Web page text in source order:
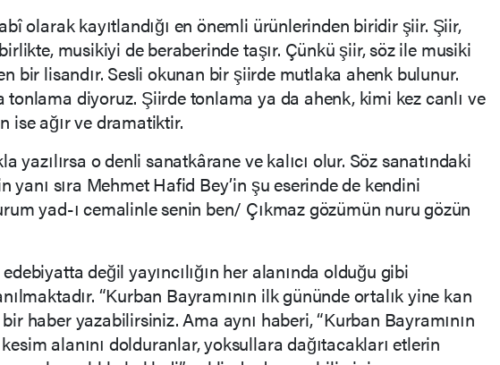
olarak kayıtlandığı en önemli ürünlerinden biridir şiir. Şiir,
musikiyi de beraberinde taşır. Çünkü şiir, söz ile musiki
bir lisandır. Sesli okunan bir şiirde mutlaka ahenk bulunur.
tonlama diyoruz. Şiirde tonlama ya da ahenk, kimi kez canlı ve
ise ağır ve dramatiktir.
yazılırsa o denli sanatkârane ve kalıcı olur. Söz sanatındaki
yanı sıra Mehmet Hafid Bey’in şu eserinde de kendini
yad-ı cemalinle senin ben/ Çıkmaz gözümün nuru gözün
değil yayıncılığın her alanında olduğu gibi
“Kurban Bayramının ilk gününde ortalık yine kan
haber yazabilirsiniz. Ama aynı haberi, “Kurban Bayramının
alanını dolduranlar, yoksullara dağıtacakları etlerin